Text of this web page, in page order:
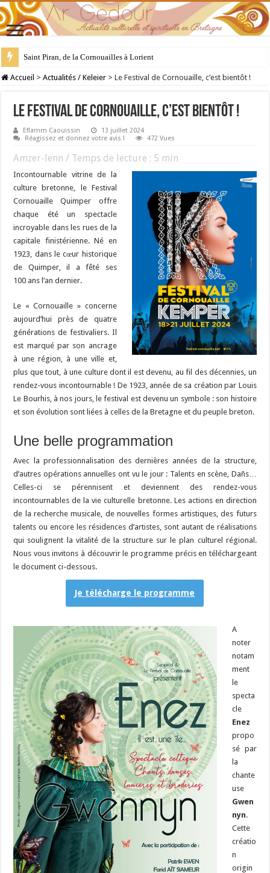
28 juillet : Saint Samson de Dol, père de la Bretagne chrétienne
Accueil > Actualités / Keleier > Le Festival de Cornouaille, c’est bientôt !
Le Festival de Cornouaille, c’est bientôt !
Eflamm Caouissin
13 juillet 2024
Réagissez et donnez votre avis !
472 Vues
Amzer-lenn / Temps de lecture : 5 min
Incontournable vitrine de la
culture bretonne, le Festival
Cornouaille Quimper offre
chaque été un spectacle
incroyable dans les rues de la
capitale finistérienne. Né en
1923, dans le cœur historique
de Quimper, il a fêté ses
100 ans l’an dernier.
Le « Cornouaille » concerne
aujourd’hui près de quatre
générations de festivaliers. Il
est marqué par son ancrage
à une région, à une ville et,
plus que tout, à une culture dont il est devenu, au fil des décennies, un
rendez-vous incontournable ! De 1923, année de sa création par Louis
Le Bourhis, à nos jours, le festival est devenu un symbole : son histoire
et son évolution sont liées à celles de la Bretagne et du peuple breton.
Une belle programmation
Avec la professionnalisation des dernières années de la structure,
d’autres opérations annuelles ont vu le jour : Talents en scène, Dañs…
Celles-ci se pérennisent et deviennent des rendez-vous
incontournables de la vie culturelle bretonne. Les actions en direction
de la recherche musicale, de nouvelles formes artistiques, des futurs
talents ou encore les résidences d’artistes, sont autant de réalisations
qui soulignent la vitalité de la structure sur le plan culturel régional.
Nous vous invitons à découvrir le programme précis en téléchargeant
le document ci-dessous.
Je télécharge le programme
A
noter
notam
ment
le
specta
cle
Enez
propo
sé par
la
chante
use
Gwen
nyn.
Cette
créatio
n
origin